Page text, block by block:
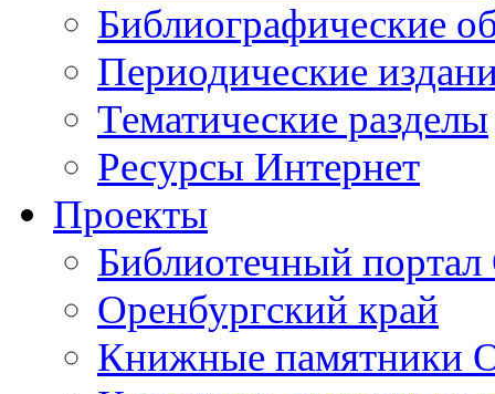
Библиографические
Периодические
Тематические разделы
Ресурсы Интернет
Проекты
Библиотечный портал
Оренбургский край
Книжные памятники